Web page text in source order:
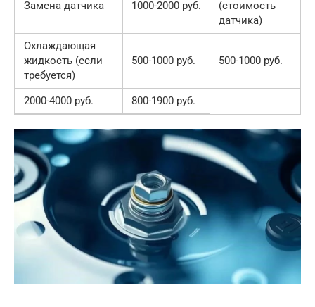
Замена датчика 1000-2000 руб.
(стоимость
датчика)
Охлаждающая
жидкость (если
требуется)
500-1000 руб. 500-1000 руб.
2000-4000 руб. 800-1900 руб.